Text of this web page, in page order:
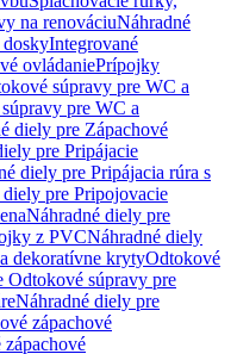
na renováciuNáhradné
Integrované
ovládaniePrípojky
súpravy pre WC a
pre WC a
diely pre Zápachové
pre Pripájacie
diely pre Pripájacia rúra s
diely pre Pripojovacie
Náhradné diely pre
z PVCNáhradné diely
dekoratívne krytyOdtokové
Odtokové súpravy pre
Náhradné diely pre
zápachové